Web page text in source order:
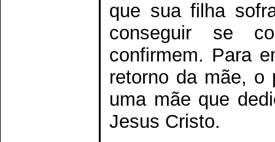
que sua filha
conseguir se
confirmem. Para
retorno da mãe, o
uma mãe que
Jesus Cristo.